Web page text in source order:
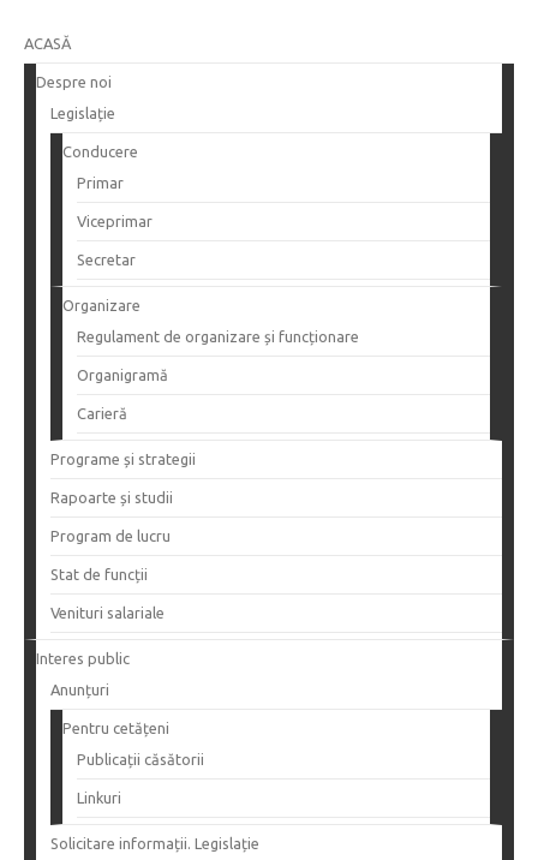
ACASĂ
Despre noi
Legislație
Conducere
Primar
Viceprimar
Secretar
Organizare
Regulament de organizare și funcționare
Organigramă
Carieră
Programe și strategii
Rapoarte și studii
Program de lucru
Stat de funcții
Venituri salariale
Interes public
Anunțuri
Pentru cetățeni
Publicații căsătorii
Linkuri
Solicitare informații. Legislație